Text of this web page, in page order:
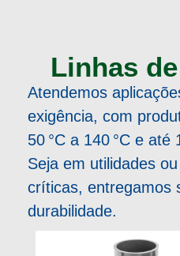
Linhas
Atendemos
exigência, com
50 °C a 140 °C e
Seja em utilidades
críticas, entregamos
durabilidade.